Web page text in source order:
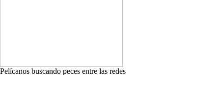
Pelícanos buscando peces entre las redes